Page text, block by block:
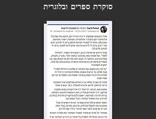
שרית פלד
סוקרת ספרים ובלוגרית